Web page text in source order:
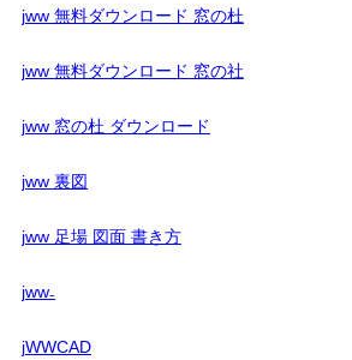
jww 無料ダウンロード 窓の杜
jww 無料ダウンロード 窓の社
jww 窓の杜 ダウンロード
jww 裏図
jww 足場 図面 書き方
jww₋
jWWCAD